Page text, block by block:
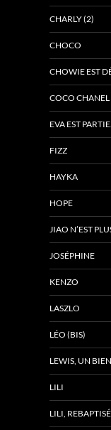
CHARLY (2)
CHOCO
CHOWIE EST
COCO CHANEL
EVA EST
FIZZ
HAYKA
HOPE
JIAO N’EST
JOSÉPHINE
KENZO
LASZLO
LÉO (BIS)
LEWIS, UN
LILI
LILI,